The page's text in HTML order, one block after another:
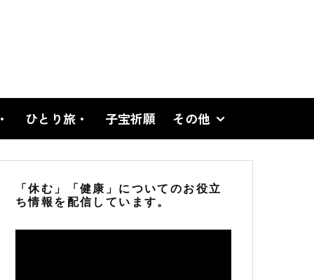
ひとり旅・ 子宝祈願 その他
「休む」「健康」についてのお役立
ち情報を配信しています。